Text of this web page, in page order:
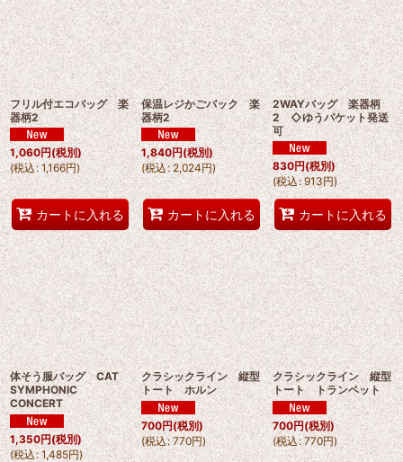
フリル付エコバッグ 楽
器柄2
1,060円(税別)
(税込: 1,166円)
カートに入れる
保温レジかごバック 楽
器柄2
1,840円(税別)
(税込: 2,024円)
カートに入れる
2WAYバッグ 楽器柄
2 ◇ゆうパケット発送
可
830円(税別)
(税込: 913円)
カートに入れる
体そう服バッグ CAT
SYMPHONIC
CONCERT
1,350円(税別)
(税込: 1,485円)
クラシックライン 縦型
トート ホルン
700円(税別)
(税込: 770円)
クラシックライン 縦型
トート トランペット
700円(税別)
(税込: 770円)